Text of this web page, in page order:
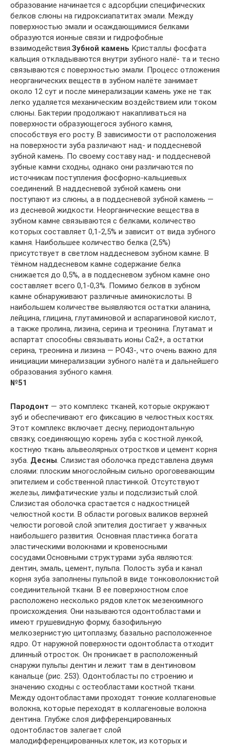
образование начинается с адсорбции специфических
белков слюны на гидроксиапатитах эмали. Между
поверхностью эмали и осаждающимися белками
образуются ионные связи и гидрофобные
взаимодействия.Зубной камень Кристаллы фосфата
кальция откладываются внутри зубного налё- та и тесно
связываются с поверхностью эмали. Процесс отложения
неорганических веществ в зубном налёте занимает
около 12 сут и после минерализации камень уже не так
легко удаляется механическим воздействием или током
слюны. Бактерии продолжают накапливаться на
поверхности образующегося зубного камня,
способствуя его росту. В зависимости от расположения
на поверхности зуба различают над- и поддесневой
зубной камень. По своему составу над- и поддесневой
зубные камни сходны, однако они различаются по
источникам поступления фосфорно-кальциевых
соединений. В наддесневой зубной камень они
поступают из слюны, а в поддесневой зубной камень —
из десневой жидкости. Неорганические вещества в
зубном камне связываются с белками, количество
которых составляет 0,1-2,5% и зависит от вида зубного
камня. Наибольшее количество белка (2,5%)
присутствует в светлом наддесневом зубном камне. В
тёмном наддесневом камне содержание белка
снижается до 0,5%, а в поддесневом зубном камне оно
составляет всего 0,1-0,3%. Помимо белков в зубном
камне обнаруживают различные аминокислоты. В
наибольшем количестве выявляются остатки аланина,
лейцина, глицина, глутаминовой и аспарагиновой кислот,
а также пролина, лизина, серина и треонина. Глутамат и
аспартат способны связывать ионы Ca2+, а остатки
серина, треонина и лизина — PO43-, что очень важно для
инициации минерализации зубного налёта и дальнейшего
образования зубного камня.
№51
Пародонт — это комплекс тканей, которые окружают
зуб и обеспечивают его фиксацию в челюстных костях.
Этот комплекс включает десну, периодонтальную
связку, соединяющую корень зуба с костной лункой,
костную ткань альвеолярных отростков и цемент корня
зуба. Десны. Слизистая оболочка представлена двумя
слоями: плоским многослойным сильно ороговевающим
эпителием и собственной пластинкой. Отсутствуют
железы, лимфатические узлы и подслизистый слой.
Слизистая оболочка срастается с надкостницей
челюстной кости. В области роговых валиков верхней
челюсти роговой слой эпителия достигает у жвачных
наибольшего развития. Основная пластинка богата
эластическими волокнами и кровеносными
сосудами.Основными структурами зуба являются:
дентин, эмаль, цемент, пульпа. Полость зуба и канал
корня зуба заполнены пульпой в виде тонковолокнистой
соединительной ткани. В ее поверхностном слое
расположено несколько рядов клеток мезенхимного
происхождения. Они называются одонтобластами и
имеют грушевидную форму, базофильную
мелкозернистую цитоплазму, базально расположенное
ядро. От наружной поверхности одонтобласта отходит
длинный отросток. Он проникает в расположенный
снаружи пульпы дентин и лежит там в дентиновом
канальце (рис. 253). Одонтобласты по строению и
значению сходны с остеобластами костной ткани.
Между одонтобластами проходят тонкие коллагеновые
волокна, которые переходят в коллагеновые волокна
дентина. Глубже слоя дифференцированных
одонтобластов залегает слой
малодифференцированных клеток, из которых и